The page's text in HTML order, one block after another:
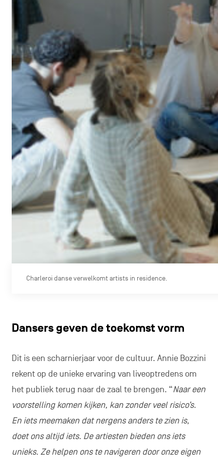
Charleroi danse verwelkomt artists in residence.
Dansers geven de toekomst vorm
Dit is een scharnierjaar voor de cultuur. Annie Bozzini
rekent op de unieke ervaring van liveoptredens om
het publiek terug naar de zaal te brengen. “Naar een
voorstelling komen kijken, kan zonder veel risico’s.
En iets meemaken dat nergens anders te zien is,
doet ons altijd iets. De artiesten bieden ons iets
unieks. Ze helpen ons te navigeren door onze eigen